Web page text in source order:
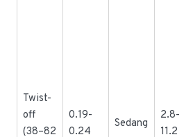
Twist-
off
(38–82
0.19-
0.24
Sedang
2.8-
11.2